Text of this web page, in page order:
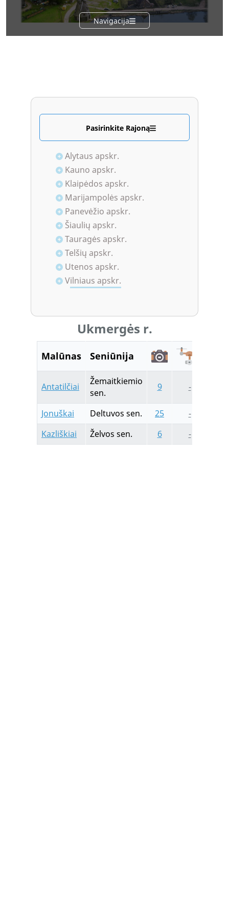
Navigacija
Pasirinkite Rajoną
Alytaus apskr.
Kauno apskr.
Klaipėdos apskr.
Marijampolės apskr.
Panevėžio apskr.
Šiaulių apskr.
Tauragės apskr.
Telšių apskr.
Utenos apskr.
Vilniaus apskr.
Ukmergės r.
Malūnas Seniūnija
Antatilčiai
Žemaitkiemio
sen.
9 -
Jonuškai Deltuvos sen. 25 -
Kazliškiai
Želvos sen. 6 -